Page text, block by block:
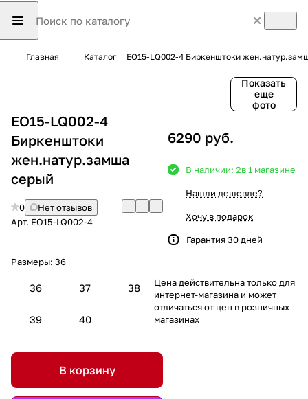
Главная Каталог EO15-LQ002-4 Биркенштоки
Показать
еще
фото
EO15-LQ002-4
Биркенштоки
жен.натур.замша
серый
0
Нет отзывов
Арт. EO15-LQ002-4
Размеры: 36
36 37 38
39 40
В корзину
6290 руб.
В наличии: 2в 1 магазине
Нашли дешевле?
Хочу в подарок
Гарантия 30 дней
Цена действительна только для
интернет-магазина и может
отличаться от цен в розничных
магазинах